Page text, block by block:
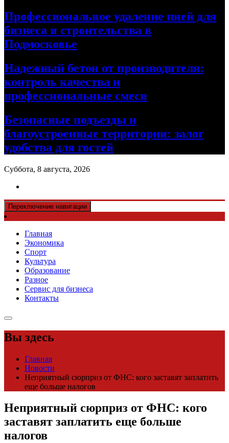
Профессиональное удаление пней для
бизнеса и строительства в
Подмосковье
Надежный бетон от производителя:
контроль качества и
профессиональные смеси
Безопасные подъезды и
благоустроенные территории: залог
удобства для гостей
Суббота, 8 августа, 2026
Переключение навигации
Главная
Экономика
Спорт
Культура
Образование
Разное
Сервис для бизнеса
Контакты
Вы здесь
Главная
Новости
Неприятный сюрприз от ФНС: кого заставят заплатить
еще больше налогов
Неприятный сюрприз от ФНС: кого
заставят заплатить еще больше
налогов